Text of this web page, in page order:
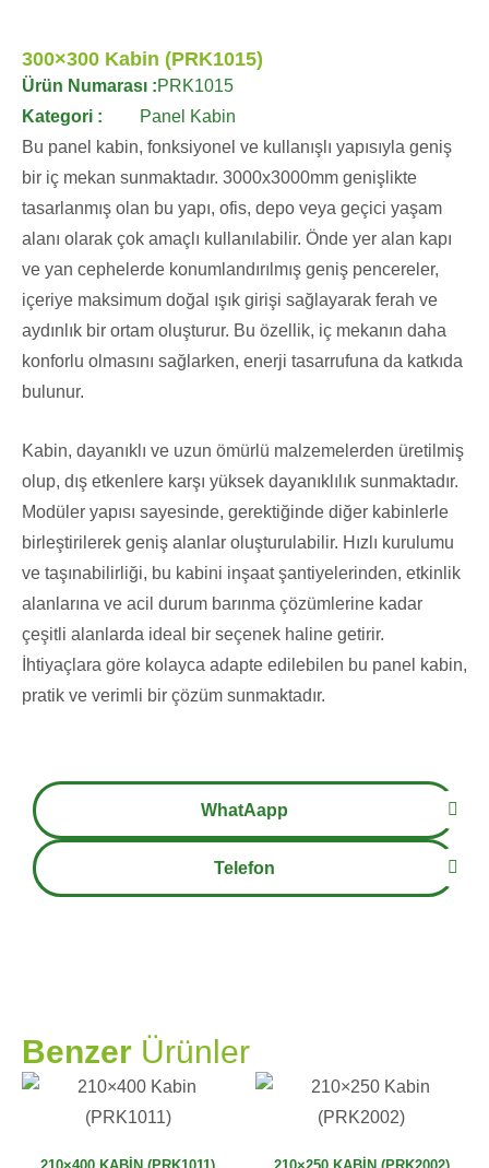
300×300 Kabin (PRK1015)
Ürün Numarası :PRK1015
Kategori :
Panel Kabin
Bu panel kabin, fonksiyonel ve kullanışlı yapısıyla geniş
bir iç mekan sunmaktadır. 3000x3000mm genişlikte
tasarlanmış olan bu yapı, ofis, depo veya geçici yaşam
alanı olarak çok amaçlı kullanılabilir. Önde yer alan kapı
ve yan cephelerde konumlandırılmış geniş pencereler,
içeriye maksimum doğal ışık girişi sağlayarak ferah ve
aydınlık bir ortam oluşturur. Bu özellik, iç mekanın daha
konforlu olmasını sağlarken, enerji tasarrufuna da katkıda
bulunur.
Kabin, dayanıklı ve uzun ömürlü malzemelerden üretilmiş
olup, dış etkenlere karşı yüksek dayanıklılık sunmaktadır.
Modüler yapısı sayesinde, gerektiğinde diğer kabinlerle
birleştirilerek geniş alanlar oluşturulabilir. Hızlı kurulumu
ve taşınabilirliği, bu kabini inşaat şantiyelerinden, etkinlik
alanlarına ve acil durum barınma çözümlerine kadar
çeşitli alanlarda ideal bir seçenek haline getirir.
İhtiyaçlara göre kolayca adapte edilebilen bu panel kabin,
pratik ve verimli bir çözüm sunmaktadır.
WhatAapp
Telefon
PRAMO
Benzer Ürünler